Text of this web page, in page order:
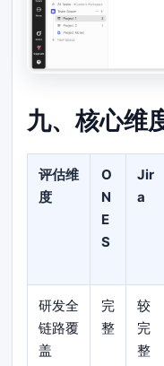
九、核心维
评估维
度
O
N
E
S
Jir
a
研发全
链路覆
盖
完
整
较
完
整